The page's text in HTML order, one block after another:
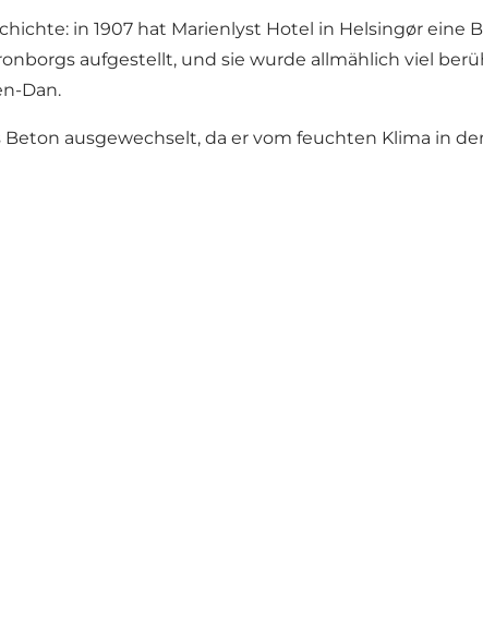
in 1907 hat Marienlyst Hotel in Helsingør eine
aufgestellt, und sie wurde allmählich viel
Dan.
Beton ausgewechselt, da er vom feuchten Klima in